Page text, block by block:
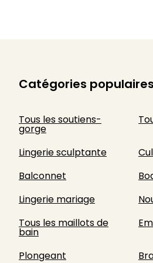
Catégories populaires
Tous les soutiens-
gorge
Lingerie sculptante
Balconnet
Lingerie mariage
Tous les maillots de
bain
Plongeant